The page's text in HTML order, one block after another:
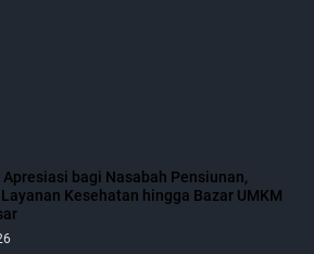
Apresiasi bagi Nasabah Pensiunan,
Kesehatan hingga Bazar UMKM